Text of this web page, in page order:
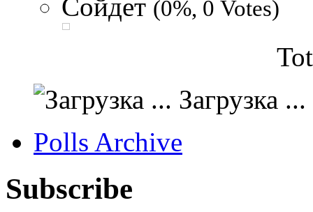
Сойдет (0%, 0 Votes)
Загрузка ...
Polls Archive
Subscribe